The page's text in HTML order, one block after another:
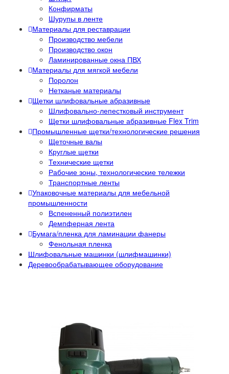
Конфирматы
Шурупы в ленте
Материалы для реставрации
Производство мебели
Производство окон
Ламинированные окна ПВХ
Материалы для мягкой мебели
Поролон
Нетканые материалы
Щетки шлифовальные абразивные
Шлифовально-лепестковый инструмент
Щетки шлифовальные абразивные Flex Trim
Промышленные щетки/технологические решения
Щеточные валы
Круглые щетки
Технические щетки
Рабочие зоны, технологические тележки
Транспортные ленты
Упаковочные материалы для мебельной
промышленности
Вспененный полиэтилен
Демпферная лента
Бумага/пленка для ламинации фанеры
Фенольная пленка
Шлифовальные машинки (шлифмашинки)
Деревообрабатывающее оборудование